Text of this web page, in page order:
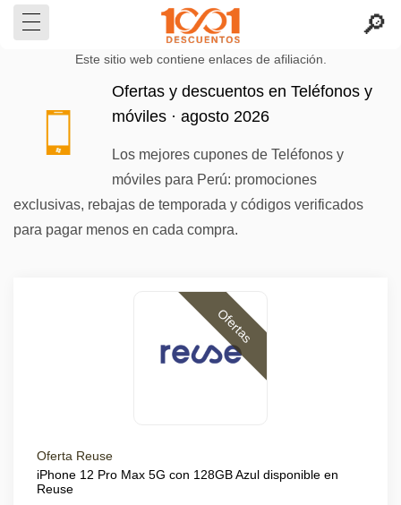
Este sitio web contiene enlaces de afiliación.
Ofertas y descuentos en Teléfonos y
móviles · agosto 2026
Los mejores cupones de Teléfonos y
móviles para Perú: promociones
exclusivas, rebajas de temporada y códigos verificados
para pagar menos en cada compra.
Ofertas
Oferta Reuse
iPhone 12 Pro Max 5G con 128GB Azul disponible en
Reuse